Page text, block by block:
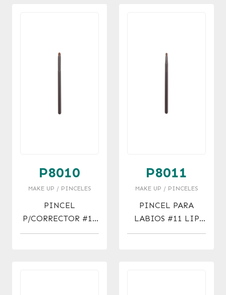
P8010
MAKE UP / PINCELES
PINCEL
P/CORRECTOR #10
CONCELER BRUSH
P8011
MAKE UP / PINCELES
PINCEL PARA
LABIOS #11 LIP
TRACE